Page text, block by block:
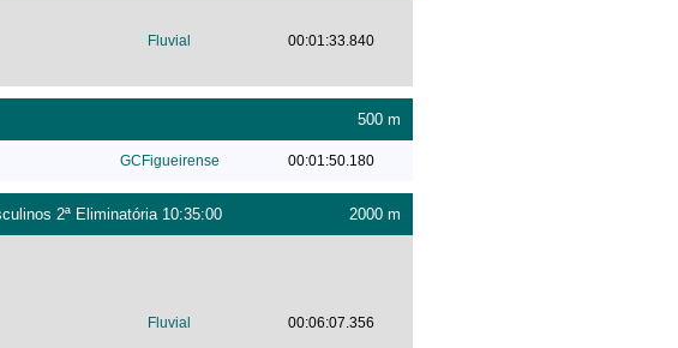
Fluvial 00:01:33.840
500 m
GCFigueirense 00:01:50.180
2ª Eliminatória 10:35:00 2000 m
Fluvial 00:06:07.356